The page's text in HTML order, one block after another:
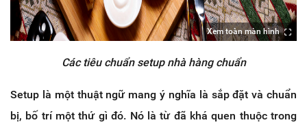
Xem toàn màn hình
Các tiêu chuẩn setup nhà hàng chuẩn
Setup là một thuật ngữ mang ý nghĩa là sắp đặt và chuẩn
bị, bố trí một thứ gì đó. Nó là từ đã khá quen thuộc trong